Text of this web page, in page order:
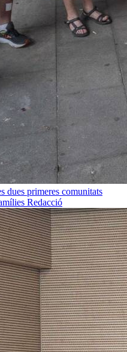
dues primeres comunitats
Redacció